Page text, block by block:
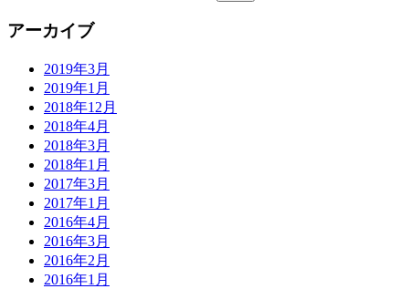
アーカイブ
2019年3月
2019年1月
2018年12月
2018年4月
2018年3月
2018年1月
2017年3月
2017年1月
2016年4月
2016年3月
2016年2月
2016年1月